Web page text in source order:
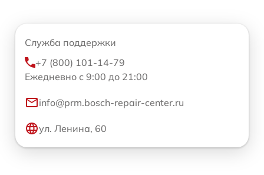
Служба поддержки
+7 (800) 101-14-79
Ежедневно с 9:00 до 21:00
info@prm.bosch-repair-center.ru
ул. Ленина, 60